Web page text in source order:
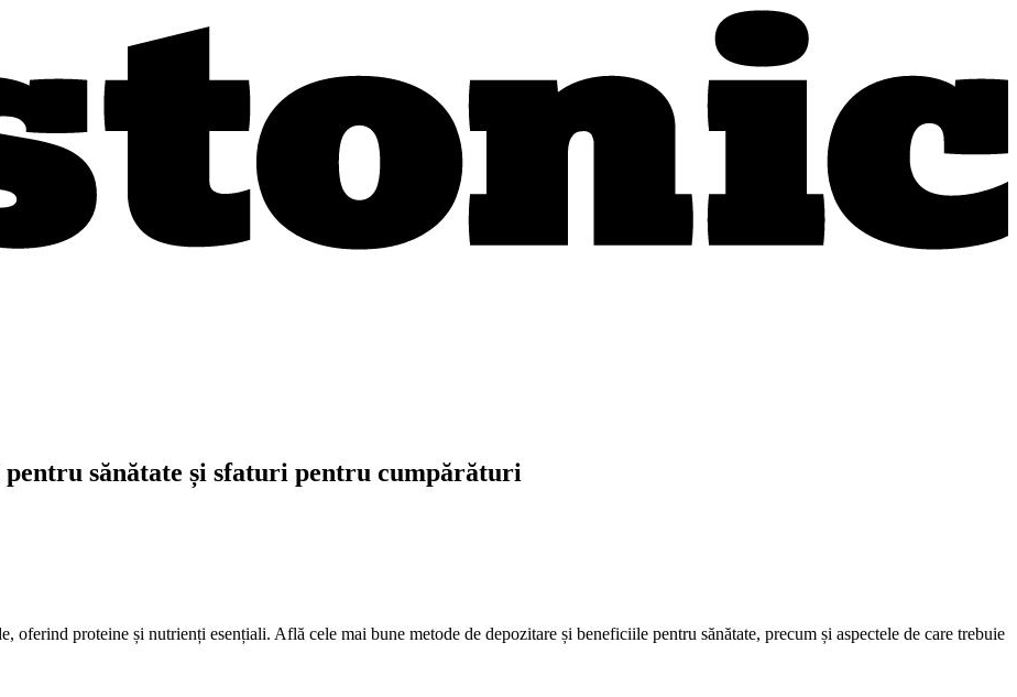
sănătate și sfaturi pentru cumpărături
oferind proteine și nutrienți esențiali. Află cele mai bune metode de depozitare și beneficiile pentru sănătate, precum și aspectele de care trebuie